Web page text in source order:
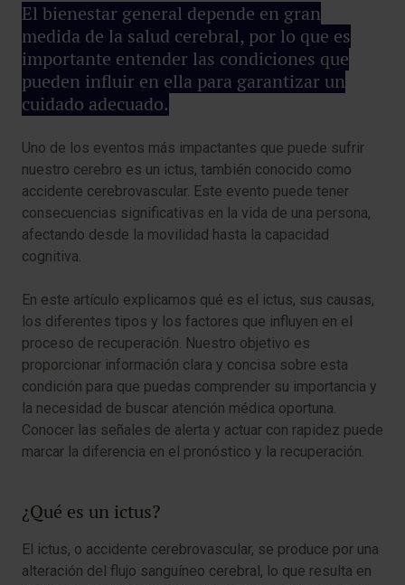
El bienestar general depende en gran
medida de la salud cerebral, por lo que es
importante entender las condiciones que
pueden influir en ella para garantizar un
cuidado adecuado.
Uno de los eventos más impactantes que puede sufrir
nuestro cerebro es un ictus, también conocido como
accidente cerebrovascular. Este evento puede tener
consecuencias significativas en la vida de una persona,
afectando desde la movilidad hasta la capacidad
cognitiva.
En este artículo explicamos qué es el ictus, sus causas,
los diferentes tipos y los factores que influyen en el
proceso de recuperación. Nuestro objetivo es
proporcionar información clara y concisa sobre esta
condición para que puedas comprender su importancia y
la necesidad de buscar atención médica oportuna.
Conocer las señales de alerta y actuar con rapidez puede
marcar la diferencia en el pronóstico y la recuperación.
¿Qué es un ictus?
El ictus, o accidente cerebrovascular, se produce por una
alteración del flujo sanguíneo cerebral, lo que resulta en